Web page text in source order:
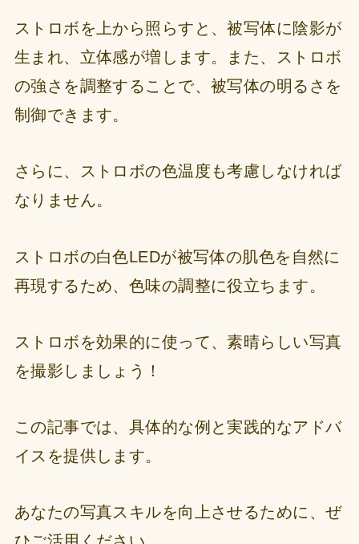
ストロボを上から照らすと、被写体に陰影が
生まれ、立体感が増します。また、ストロボ
の強さを調整することで、被写体の明るさを
制御できます。
さらに、ストロボの色温度も考慮しなければ
なりません。
ストロボの白色LEDが被写体の肌色を自然に
再現するため、色味の調整に役立ちます。
ストロボを効果的に使って、素晴らしい写真
を撮影しましょう！
この記事では、具体的な例と実践的なアドバ
イスを提供します。
あなたの写真スキルを向上させるために、ぜ
ひご活用ください。